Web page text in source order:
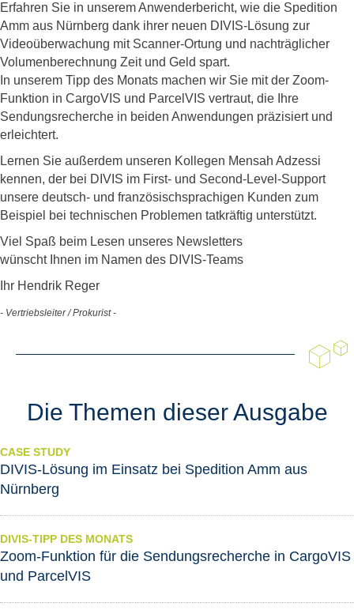
Erfahren Sie in unserem Anwenderbericht, wie die Spedition
Amm aus Nürnberg dank ihrer neuen DIVIS-Lösung zur
Videoüberwachung mit Scanner-Ortung und nachträglicher
Volumenberechnung Zeit und Geld spart.
In unserem Tipp des Monats machen wir Sie mit der Zoom-
Funktion in CargoVIS und ParcelVIS vertraut, die Ihre
Sendungsrecherche in beiden Anwendungen präzisiert und
erleichtert.
Lernen Sie außerdem unseren Kollegen Mensah Adzessi
kennen, der bei DIVIS im First- und Second-Level-Support
unsere deutsch- und französischsprachigen Kunden zum
Beispiel bei technischen Problemen tatkräftig unterstützt.
Viel Spaß beim Lesen unseres Newsletters
wünscht Ihnen im Namen des DIVIS-Teams
Ihr Hendrik Reger
- Vertriebsleiter / Prokurist -
Die Themen dieser Ausgabe
CASE STUDY
DIVIS-Lösung im Einsatz bei Spedition Amm aus
Nürnberg
DIVIS-TIPP DES MONATS
Zoom-Funktion für die Sendungsrecherche in CargoVIS
und ParcelVIS